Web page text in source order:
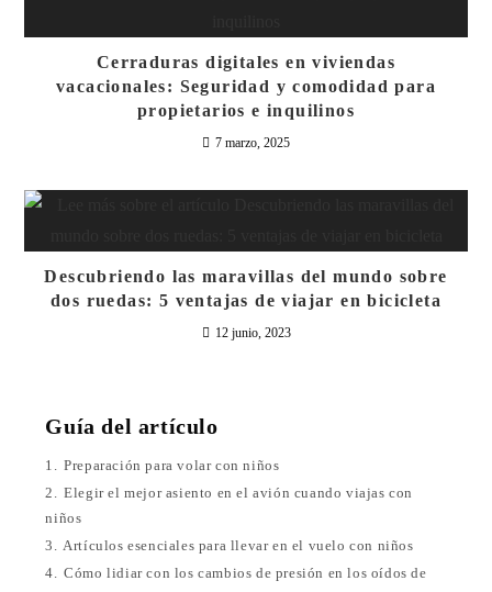
Cerraduras digitales en viviendas
vacacionales: Seguridad y comodidad para
propietarios e inquilinos
7 marzo, 2025
Descubriendo las maravillas del mundo sobre
dos ruedas: 5 ventajas de viajar en bicicleta
12 junio, 2023
Guía del artículo
1. Preparación para volar con niños
2. Elegir el mejor asiento en el avión cuando viajas con
niños
3. Artículos esenciales para llevar en el vuelo con niños
4. Cómo lidiar con los cambios de presión en los oídos de